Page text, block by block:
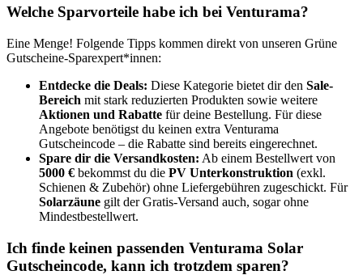
Welche Sparvorteile habe ich bei Venturama?
Eine Menge! Folgende Tipps kommen direkt von unseren Grüne
Gutscheine-Sparexpert*innen:
Entdecke die Deals: Diese Kategorie bietet dir den Sale-
Bereich mit stark reduzierten Produkten sowie weitere
Aktionen und Rabatte für deine Bestellung. Für diese
Angebote benötigst du keinen extra Venturama
Gutscheincode – die Rabatte sind bereits eingerechnet.
Spare dir die Versandkosten: Ab einem Bestellwert von
5000 € bekommst du die PV Unterkonstruktion (exkl.
Schienen & Zubehör) ohne Liefergebühren zugeschickt. Für
Solarzäune gilt der Gratis-Versand auch, sogar ohne
Mindestbestellwert.
Ich finde keinen passenden Venturama Solar
Gutscheincode, kann ich trotzdem sparen?